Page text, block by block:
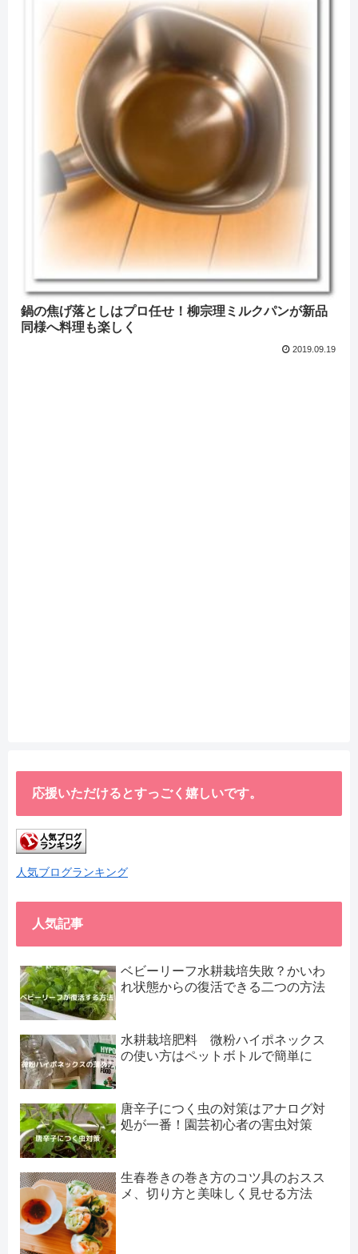
鍋の焦げ落としはプロ任せ！柳宗理ミルクパンが新品
同様へ料理も楽しく
2019.09.19
応援いただけるとすっごく嬉しいです。
人気ブログランキング
人気記事
ベビーリーフ水耕栽培失敗？かいわ
れ状態からの復活できる二つの方法
水耕栽培肥料 微粉ハイポネックス
の使い方はペットボトルで簡単に
唐辛子につく虫の対策はアナログ対
処が一番！園芸初心者の害虫対策
生春巻きの巻き方のコツ具のおスス
メ、切り方と美味しく見せる方法